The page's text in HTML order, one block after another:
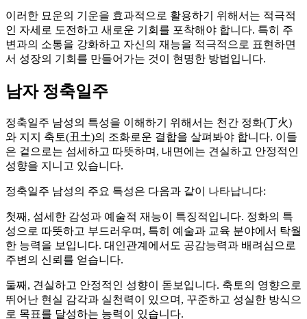
이러한 묘운의 기운을 효과적으로 활용하기 위해서는 적극적
인 자세로 도전하고 새로운 기회를 포착해야 합니다. 특히 주
변과의 소통을 강화하고 자신의 재능을 적극적으로 표현하면
서 성장의 기회를 만들어가는 것이 현명한 방법입니다.
남자 정축일주
정축일주 남성의 특성을 이해하기 위해서는 천간 정화(丁火)
와 지지 축토(丑土)의 조화로운 결합을 살펴봐야 합니다. 이들
은 겉으로는 섬세하고 따뜻하며, 내면에는 견실하고 안정적인
성향을 지니고 있습니다.
정축일주 남성의 주요 특성은 다음과 같이 나타납니다:
첫째, 섬세한 감성과 예술적 재능이 특징적입니다. 정화의 특
성으로 따뜻하고 부드러우며, 특히 예술과 교육 분야에서 탁월
한 능력을 보입니다. 대인관계에서도 공감능력과 배려심으로
주변의 신뢰를 얻습니다.
둘째, 견실하고 안정적인 성향이 돋보입니다. 축토의 영향으로
뛰어난 현실 감각과 실천력이 있으며, 꾸준하고 성실한 방식으
로 목표를 달성하는 능력이 있습니다.